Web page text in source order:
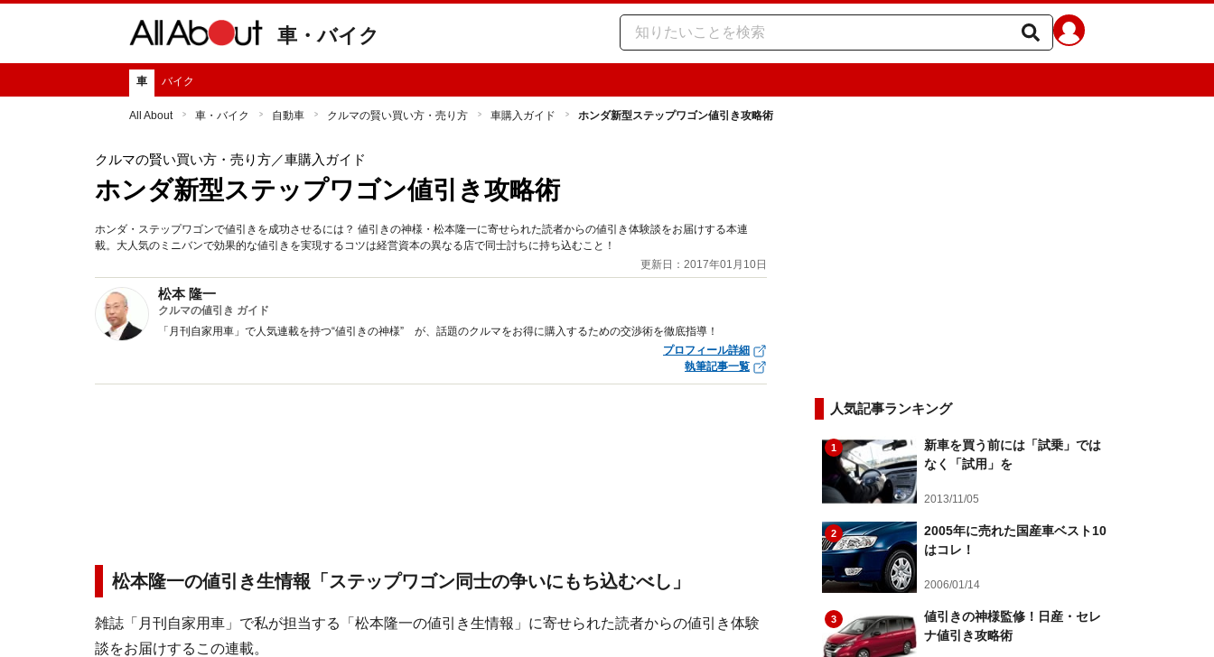
車・バイク
車 バイク
All About 車・バイク 自動車 クルマの賢い買い方・売り方 車購入ガイド ホンダ新型ステップワゴン値引き攻略術
クルマの賢い買い方・売り方／車購入ガイド
ホンダ新型ステップワゴン値引き攻略術
ホンダ・ステップワゴンで値引きを成功させるには？ 値引きの神様・松本隆一に寄せられた読者からの値引き体験談をお届けする本連
載。大人気のミニバンで効果的な値引きを実現するコツは経営資本の異なる店で同士討ちに持ち込むこと！
更新日：2017年01月10日
松本 隆一
クルマの値引き ガイド
「月刊自家用車」で人気連載を持つ“値引きの神様” が、話題のクルマをお得に購入するための交渉術を徹底指導！
プロフィール詳細
執筆記事一覧
松本隆一の値引き生情報「ステップワゴン同士の争いにもち込むべし」
雑誌「月刊自家用車」で私が担当する「松本隆一の値引き生情報」に寄せられた読者からの値引き体験
談をお届けするこの連載。
人気記事ランキング
1
新車を買う前には「試乗」では
なく「試用」を
2013/11/05
2
2005年に売れた国産車ベスト10
はコレ！
2006/01/14
3
値引きの神様監修！日産・セレ
ナ値引き攻略術